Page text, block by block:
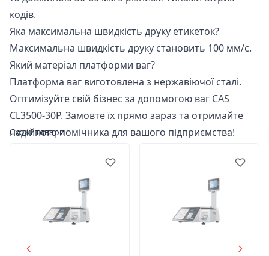
кодів.
Яка максимальна швидкість друку етикеток?
Максимальна швидкість друку становить 100 мм/с.
Який матеріал платформи ваг?
Платформа ваг виготовлена з нержавіючої сталі.
Оптимізуйте свій бізнес за допомогою ваг CAS
CL3500-30P. Замовте їх прямо зараз та отримайте
надійного помічника для вашого підприємства!
Схожі товари